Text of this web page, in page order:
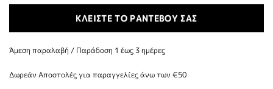
ΚΛΕΙΣΤΕ ΤΟ ΡΑΝΤΕΒΟΥ ΣΑΣ
Άμεση παραλαβή / Παράδoση 1 έως 3 ημέρες
Δωρεάν Αποστολές για παραγγελίες άνω των €50